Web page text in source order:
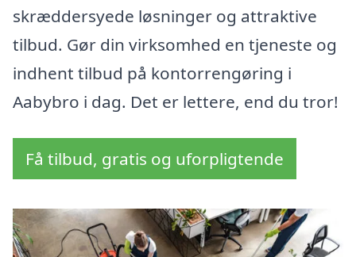
skræddersyede løsninger og attraktive
tilbud. Gør din virksomhed en tjeneste og
indhent tilbud på kontorrengøring i
Aabybro i dag. Det er lettere, end du tror!
Få tilbud, gratis og uforpligtende